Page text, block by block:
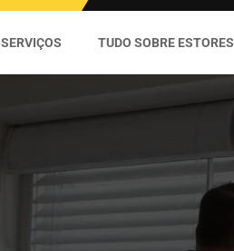
SERVIÇOS TUDO SOBRE ESTORES